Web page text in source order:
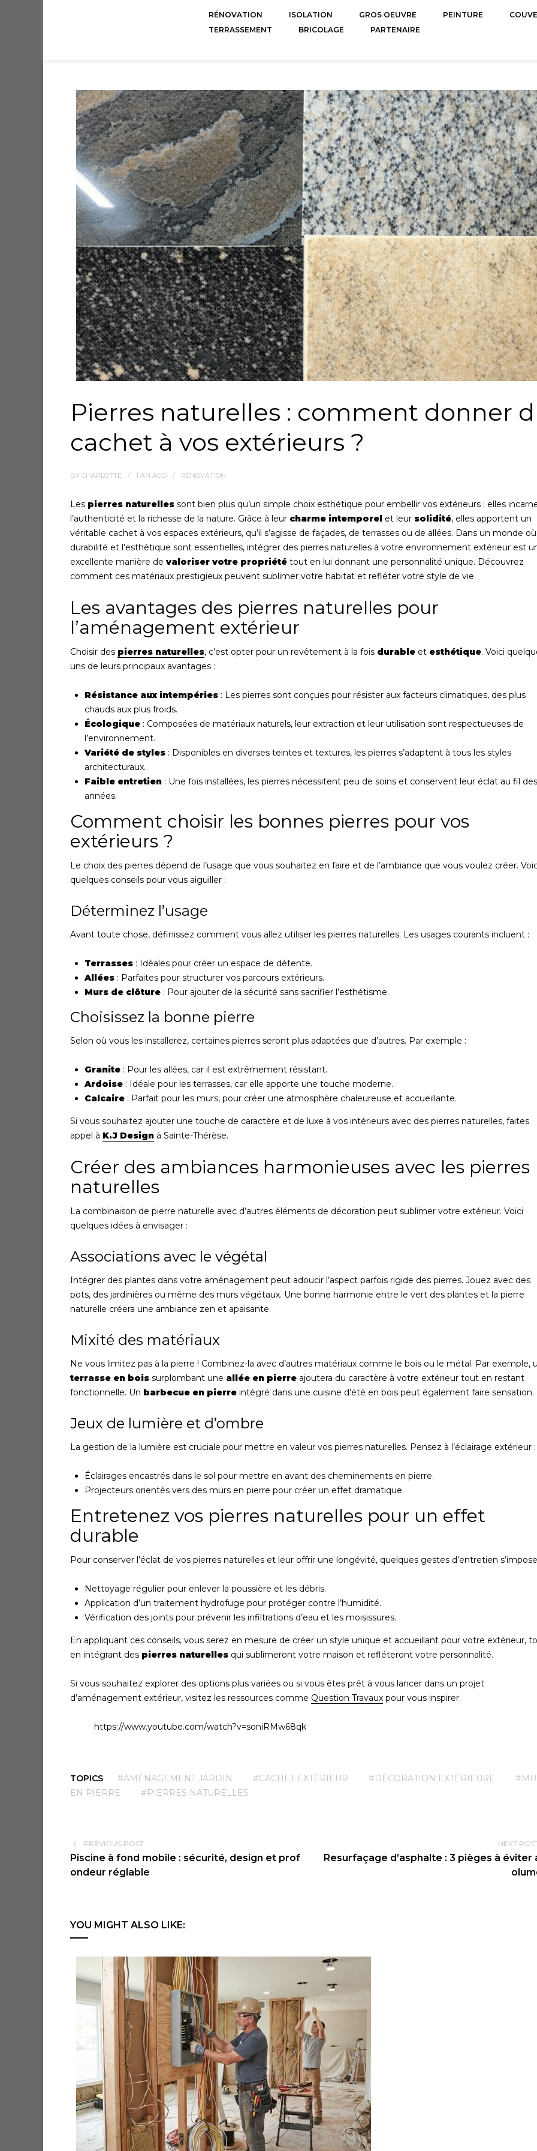
RÉNOVATION ISOLATION GROS OEUVRE PEINTURE
TERRASSEMENT
BRICOLAGE PARTENAIRE
Pierres naturelles : comment donner
cachet à vos extérieurs ?
BY CHARLOTTE 1 AN AGO RÉNOVATION
Les pierres naturelles sont bien plus qu’un simple choix esthétique pour embellir vos extérieurs ; elles
l’authenticité et la richesse de la nature. Grâce à leur charme intemporel et leur solidité, elles apportent un
véritable cachet à vos espaces extérieurs, qu’il s’agisse de façades, de terrasses ou de allées. Dans un monde
durabilité et l’esthétique sont essentielles, intégrer des pierres naturelles à votre environnement extérieur est
excellente manière de valoriser votre propriété tout en lui donnant une personnalité unique. Découvrez
comment ces matériaux prestigieux peuvent sublimer votre habitat et refléter votre style de vie.
Les avantages des pierres naturelles pour
l’aménagement extérieur
Choisir des pierres naturelles, c’est opter pour un revêtement à la fois durable et esthétique. Voici
uns de leurs principaux avantages :
Résistance aux intempéries : Les pierres sont conçues pour résister aux facteurs climatiques, des plus
chauds aux plus froids.
Écologique : Composées de matériaux naturels, leur extraction et leur utilisation sont respectueuses de
l’environnement.
Variété de styles : Disponibles en diverses teintes et textures, les pierres s’adaptent à tous les styles
architecturaux.
Faible entretien : Une fois installées, les pierres nécessitent peu de soins et conservent leur éclat au fil des
années.
Comment choisir les bonnes pierres pour vos
extérieurs ?
Le choix des pierres dépend de l’usage que vous souhaitez en faire et de l’ambiance que vous voulez créer.
quelques conseils pour vous aiguiller :
Déterminez l’usage
Avant toute chose, définissez comment vous allez utiliser les pierres naturelles. Les usages courants incluent :
Terrasses : Idéales pour créer un espace de détente.
Allées : Parfaites pour structurer vos parcours extérieurs.
Murs de clôture : Pour ajouter de la sécurité sans sacrifier l’esthétisme.
Choisissez la bonne pierre
Selon où vous les installerez, certaines pierres seront plus adaptées que d’autres. Par exemple :
Granite : Pour les allées, car il est extrêmement résistant.
Ardoise : Idéale pour les terrasses, car elle apporte une touche moderne.
Calcaire : Parfait pour les murs, pour créer une atmosphère chaleureuse et accueillante.
Si vous souhaitez ajouter une touche de caractère et de luxe à vos intérieurs avec des pierres naturelles, faites
appel à K.J Design à Sainte-Thérèse.
Créer des ambiances harmonieuses avec les pierres
naturelles
La combinaison de pierre naturelle avec d’autres éléments de décoration peut sublimer votre extérieur. Voici
quelques idées à envisager :
Associations avec le végétal
Intégrer des plantes dans votre aménagement peut adoucir l’aspect parfois rigide des pierres. Jouez avec des
pots, des jardinières ou même des murs végétaux. Une bonne harmonie entre le vert des plantes et la pierre
naturelle créera une ambiance zen et apaisante.
Mixité des matériaux
Ne vous limitez pas à la pierre ! Combinez-la avec d’autres matériaux comme le bois ou le métal. Par exemple,
terrasse en bois surplombant une allée en pierre ajoutera du caractère à votre extérieur tout en restant
fonctionnelle. Un barbecue en pierre intégré dans une cuisine d’été en bois peut également faire sensation.
Jeux de lumière et d’ombre
La gestion de la lumière est cruciale pour mettre en valeur vos pierres naturelles. Pensez à l’éclairage extérieur :
Éclairages encastrés dans le sol pour mettre en avant des cheminements en pierre.
Projecteurs orientés vers des murs en pierre pour créer un effet dramatique.
Entretenez vos pierres naturelles pour un effet
durable
Pour conserver l’éclat de vos pierres naturelles et leur offrir une longévité, quelques gestes d’entretien
Nettoyage régulier pour enlever la poussière et les débris.
Application d’un traitement hydrofuge pour protéger contre l’humidité.
Vérification des joints pour prévenir les infiltrations d’eau et les moisissures.
En appliquant ces conseils, vous serez en mesure de créer un style unique et accueillant pour votre extérieur,
en intégrant des pierres naturelles qui sublimeront votre maison et refléteront votre personnalité.
Si vous souhaitez explorer des options plus variées ou si vous êtes prêt à vous lancer dans un projet
d’aménagement extérieur, visitez les ressources comme Question Travaux pour vous inspirer.
https://www.youtube.com/watch?v=soniRMw68qk
TOPICS #AMÉNAGEMENT JARDIN #CACHET EXTÉRIEUR #DÉCORATION EXTÉRIEURE
EN PIERRE
#PIERRES NATURELLES
PREVIOUS POST
Piscine à fond mobile : sécurité, design et prof
ondeur réglable
NEXT
Resurfaçage d’asphalte : 3 pièges à éviter
YOU MIGHT ALSO LIKE: